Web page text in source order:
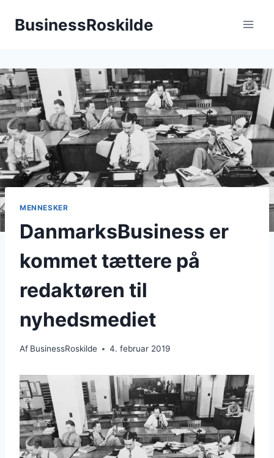
BusinessRoskilde
MENNESKER
DanmarksBusiness er
kommet tættere på
redaktøren til
nyhedsmediet
Af BusinessRoskilde 4. februar 2019